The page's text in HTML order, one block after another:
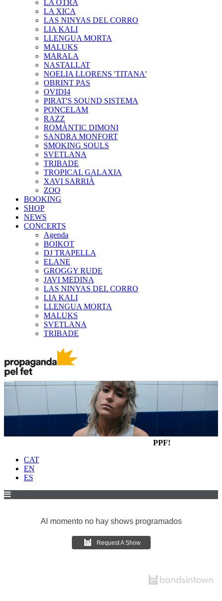
LA OTRA
LA XICA
LAS NINYAS DEL CORRO
LIA KALI
LLENGUA MORTA
MALUKS
MARALA
NASTALLAT
NOELIA LLORENS 'TITANA'
OBRINT PAS
OVIDI4
PIRAT'S SOUND SISTEMA
PONCELAM
RAZZ
ROMÀNTIC DIMONI
SANDRA MONFORT
SMOKING SOULS
SVETLANA
TRIBADE
TROPICAL GALAXIA
XAVI SARRIÀ
ZOO
BOOKING
SHOP
NEWS
CONCERTS
Agenda
BOIKOT
DJ TRAPELLA
ELANE
GROGGY RUDE
JAVI MEDINA
LAS NINYAS DEL CORRO
LIA KALI
LLENGUA MORTA
MALUKS
SVETLANA
TRIBADE
PPF!
CAT
EN
ES
Al momento no hay shows programados
Request A Show